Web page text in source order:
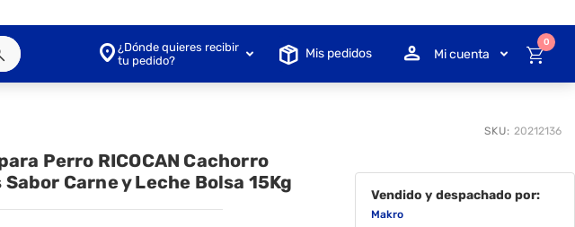
¿Dónde quieres recibir
tu pedido?
Mis pedidos Mi cuenta
0
SKU: 20212136
Perro RICOCAN Cachorro
Carne y Leche Bolsa 15Kg
Vendido y despachado por:
Makro